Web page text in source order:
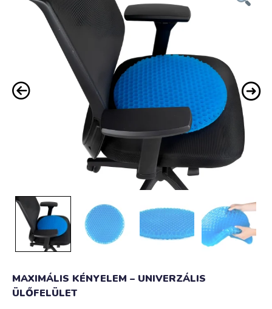
MAXIMÁLIS KÉNYELEM – UNIVERZÁLIS
ÜLŐFELÜLET